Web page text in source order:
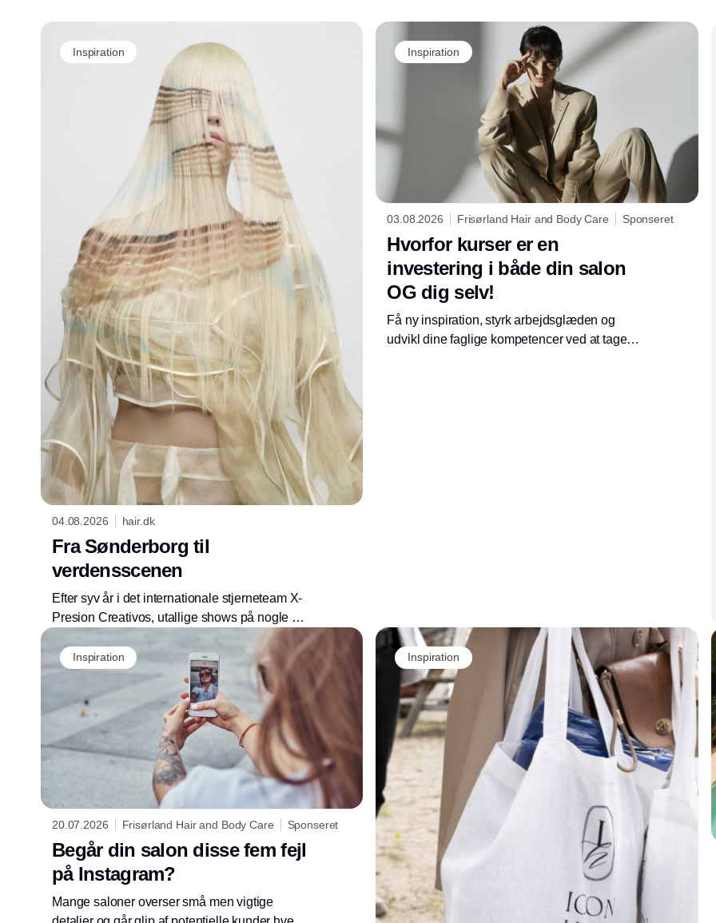
Inspiration
04.08.2026 hair.dk
Fra Sønderborg til
verdensscenen
Efter syv år i det internationale stjerneteam X-
Presion Creativos, utallige shows på nogle af
verdens største scener og en karriere, der har
ført ham fra Buenos Aires til Dubai, London og
Paris, er Kasper Thomas i gang med at skabe
sit eget næste kapitel. Men historien om den
danske frisør handler mindre om priser og
prestige end om nysgerrighed, mod og et
ønske om at give noget tilbage til det fag, der
tilfældigt blev hans liv.
Inspiration
03.08.2026 Frisørland Hair and Body Care Sponseret
Hvorfor kurser er en
investering i både din salon
OG dig selv!
Få ny inspiration, styrk arbejdsglæden og
udvikl dine faglige kompetencer ved at tage
Inspiration
20.07.2026 Frisørland Hair and Body Care Sponseret
Begår din salon disse fem fejl
på Instagram?
Mange saloner overser små men vigtige
Inspiration